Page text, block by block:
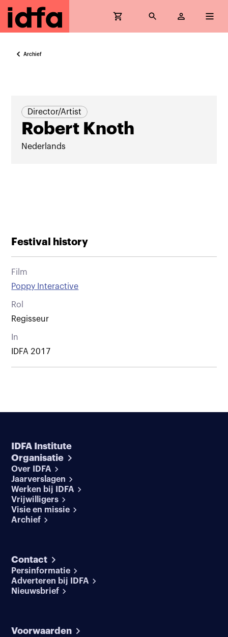
Archief
Director/Artist
Robert Knoth
Nederlands
Festival history
Film
Poppy Interactive
Rol
Regisseur
In
IDFA 2017
IDFA Institute
Organisatie
Over IDFA
Jaarverslagen
Werken bij IDFA
Vrijwilligers
Visie en missie
Archief
Contact
Persinformatie
Adverteren bij IDFA
Nieuwsbrief
Voorwaarden